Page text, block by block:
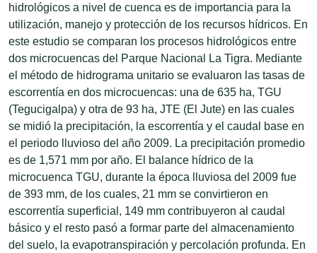
hidrológicos a nivel de cuenca es de importancia para la
utilización, manejo y protección de los recursos hídricos. En
este estudio se comparan los procesos hidrológicos entre
dos microcuencas del Parque Nacional La Tigra. Mediante
el método de hidrograma unitario se evaluaron las tasas de
escorrentía en dos microcuencas: una de 635 ha, TGU
(Tegucigalpa) y otra de 93 ha, JTE (El Jute) en las cuales
se midió la precipitación, la escorrentía y el caudal base en
el periodo lluvioso del año 2009. La precipitación promedio
es de 1,571 mm por año. El balance hídrico de la
microcuenca TGU, durante la época lluviosa del 2009 fue
de 393 mm, de los cuales, 21 mm se convirtieron en
escorrentía superficial, 149 mm contribuyeron al caudal
básico y el resto pasó a formar parte del almacenamiento
del suelo, la evapotranspiración y percolación profunda. En